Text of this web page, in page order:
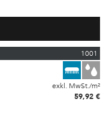
1001
exkl. MwSt./m²
59,92 €